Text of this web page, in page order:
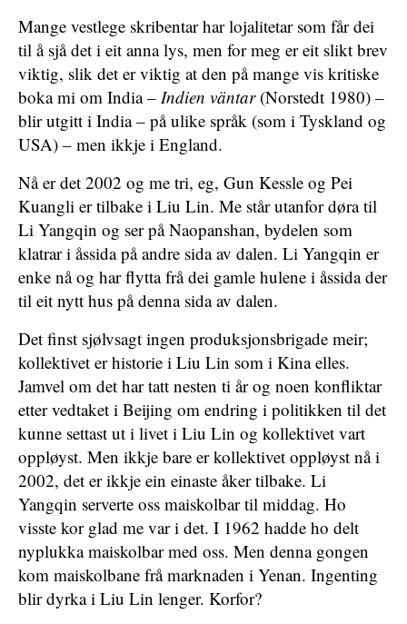
Mange vestlege skribentar har lojalitetar som får dei
til å sjå det i eit anna lys, men for meg er eit slikt brev
viktig, slik det er viktig at den på mange vis kritiske
boka mi om India – Indien väntar(Norstedt 1980) –
blir utgitt i India – på ulike språk (som i Tyskland og
USA) – men ikkje i England.
Nå er det 2002 og me tri, eg, Gun Kessle og Pei
Kuangli er tilbake i Liu Lin. Me står utanfor døra til
Li Yangqin og ser på Naopanshan, bydelen som
klatrar i åssida på andre sida av dalen. Li Yangqin er
enke nå og har flytta frå dei gamle hulene i åssida der
til eit nytt hus på denna sida av dalen.
Det finst sjølvsagt ingen produksjonsbrigade meir;
kollektivet er historie i Liu Lin som i Kina elles.
Jamvel om det har tatt nesten ti år og noen konfliktar
etter vedtaket i Beijing om endring i politikken til det
kunne settast ut i livet i Liu Lin og kollektivet vart
oppløyst. Men ikkje bare er kollektivet oppløyst nå i
2002, det er ikkje ein einaste åker tilbake. Li
Yangqin serverte oss maiskolbar til middag. Ho
visste kor glad me var i det. I 1962 hadde ho delt
nyplukka maiskolbar med oss. Men denna gongen
kom maiskolbane frå marknaden i Yenan. Ingenting
blir dyrka i Liu Lin lenger. Korfor?